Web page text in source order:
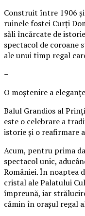
Construit între 1906
ruinele fostei Curți
săli încărcate de
spectacol de coroane
ale unui timp regal
–
O moștenire a
Balul Grandios al
este o celebrare a
istorie și o reafirmare
Acum, pentru prima
spectacol unic,
României. În noaptea
cristal ale Palatului
împreună, iar
cămin în orașul regal